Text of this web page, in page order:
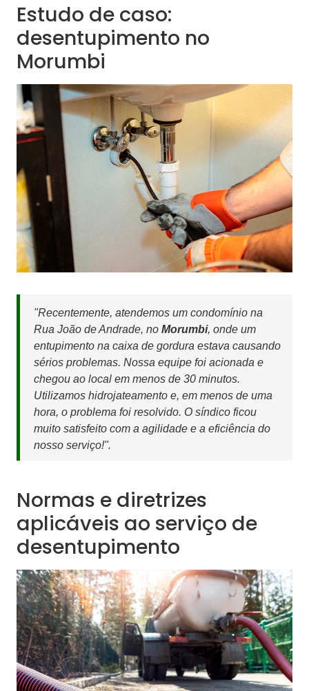
Estudo de caso:
desentupimento no
Morumbi
"Recentemente, atendemos um condomínio na
Rua João de Andrade, no Morumbi, onde um
entupimento na caixa de gordura estava causando
sérios problemas. Nossa equipe foi acionada e
chegou ao local em menos de 30 minutos.
Utilizamos hidrojateamento e, em menos de uma
hora, o problema foi resolvido. O síndico ficou
muito satisfeito com a agilidade e a eficiência do
nosso serviço!".
Normas e diretrizes
aplicáveis ao serviço de
desentupimento